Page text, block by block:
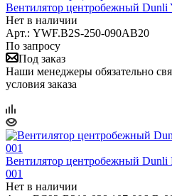
Вентилятор центробежный Dunli
Нет в наличии
Арт.: YWF.B2S-250-090AB20
По запросу
Под заказ
Наши менеджеры обязательно
условия заказа
Вентилятор центробежный Dunli
001
Нет в наличии